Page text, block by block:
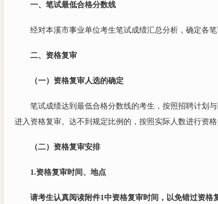
一、笔试最低合格分数线
经对本溪市事业单位考生笔试成绩汇总分析，确定各
二、资格复审
（一）资格复审人选的确定
笔试成绩达到最低合格分数线的考生，按照招聘计划
进入资格复审。达不到规定比例的，按照实际人数进行资
（二）资格复审安排
1.资格复审时间、地点
请考生认真阅读附件1中资格复审时间，以免错过资格